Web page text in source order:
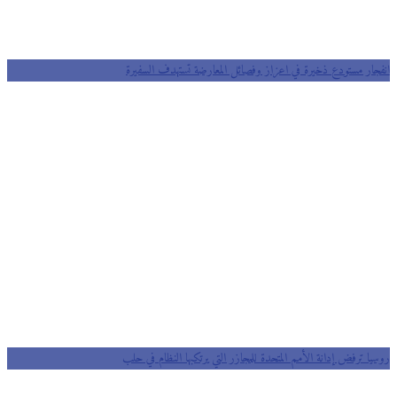
انفجار مستودع ذخيرة في اعزاز وفصائل المعارضة تستهدف السفيرة
روسيا ترفض إدانة الأمم المتحدة للمجازر التي يرتكبها النظام في حلب